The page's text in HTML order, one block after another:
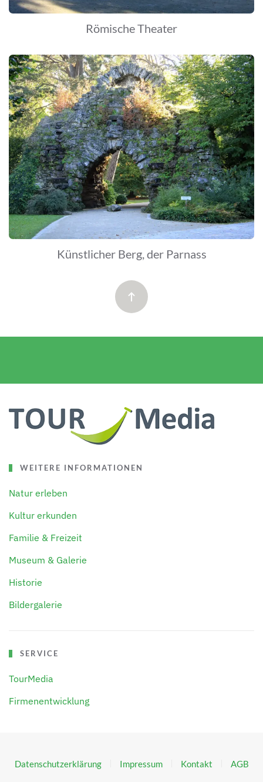
Römische Theater
Künstlicher Berg, der Parnass
WEITERE INFORMATIONEN
Natur erleben
Kultur erkunden
Familie & Freizeit
Museum & Galerie
Historie
Bildergalerie
SERVICE
TourMedia
Firmenentwicklung
Datenschutzerklärung Impressum Kontakt AGB